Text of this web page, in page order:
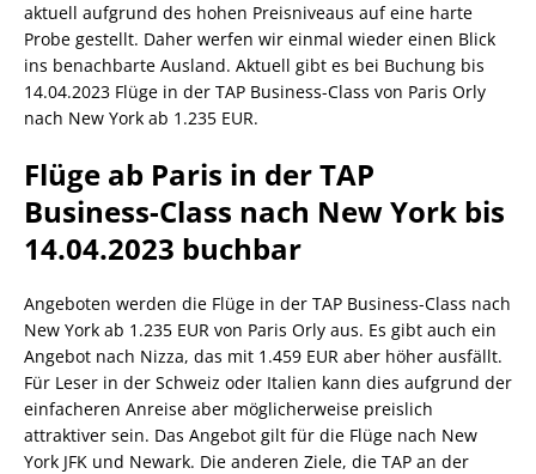
aktuell aufgrund des hohen Preisniveaus auf eine harte
Probe gestellt. Daher werfen wir einmal wieder einen Blick
ins benachbarte Ausland. Aktuell gibt es bei Buchung bis
14.04.2023 Flüge in der TAP Business-Class von Paris Orly
nach New York ab 1.235 EUR.
Flüge ab Paris in der TAP
Business-Class nach New York bis
14.04.2023 buchbar
Angeboten werden die Flüge in der TAP Business-Class nach
New York ab 1.235 EUR von Paris Orly aus. Es gibt auch ein
Angebot nach Nizza, das mit 1.459 EUR aber höher ausfällt.
Für Leser in der Schweiz oder Italien kann dies aufgrund der
einfacheren Anreise aber möglicherweise preislich
attraktiver sein. Das Angebot gilt für die Flüge nach New
York JFK und Newark. Die anderen Ziele, die TAP an der